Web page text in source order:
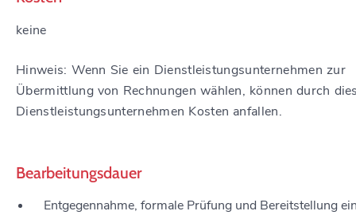
keine
Hinweis: Wenn Sie ein Dienstleistungsunternehmen zur
Übermittlung von Rechnungen wählen, können durch
Dienstleistungsunternehmen Kosten anfallen.
Bearbeitungsdauer
Entgegennahme, formale Prüfung und Bereitstellung